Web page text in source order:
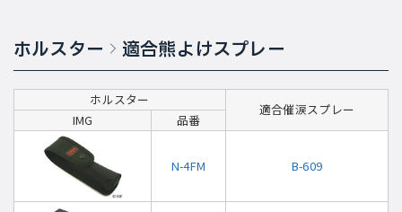
ホルスター 適合熊よけスプレー
ホルスター
適合催涙スプレー
IMG 品番
N-4FM B-609